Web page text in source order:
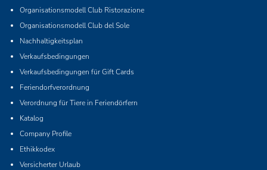
Organisationsmodell Club Ristorazione
Organisationsmodell Club del Sole
Nachhaltigkeitsplan
Verkaufsbedingungen
Verkaufsbedingungen für Gift Cards
Feriendorfverordnung
Verordnung für Tiere in Feriendörfern
Katalog
Company Profile
Ethikkodex
Versicherter Urlaub